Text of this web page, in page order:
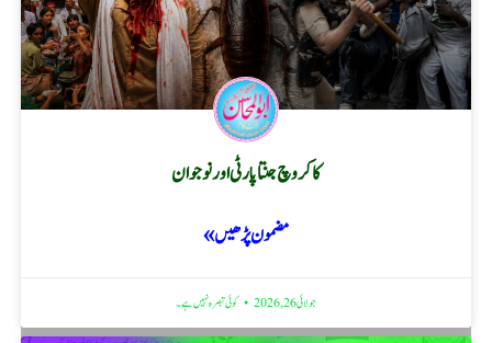
کاکروچ جنتا پارٹی اور نوجوان
مضمون پڑھیں »
جولائی 26, 2026 کوئی تبصرہ نہیں ہے۔